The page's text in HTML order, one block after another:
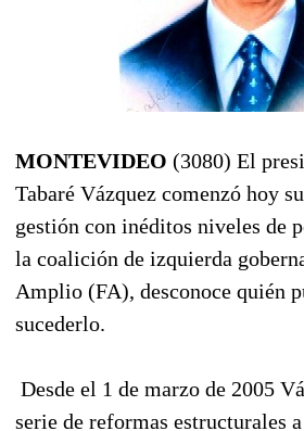
MONTEVIDEO (3080) El
Tabaré Vázquez comenzó hoy
gestión con inéditos niveles de
la coalición de izquierda
Amplio (FA), desconoce quién
sucederlo.
Desde el 1 de marzo de 2005
serie de reformas estructurales